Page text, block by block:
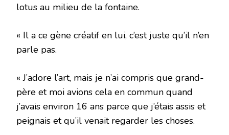
lotus au milieu de la fontaine.
« Il a ce gène créatif en lui, c’est juste qu’il n’en
parle pas.
« J’adore l’art, mais je n’ai compris que grand-
père et moi avions cela en commun quand
j’avais environ 16 ans parce que j’étais assis et
peignais et qu’il venait regarder les choses.